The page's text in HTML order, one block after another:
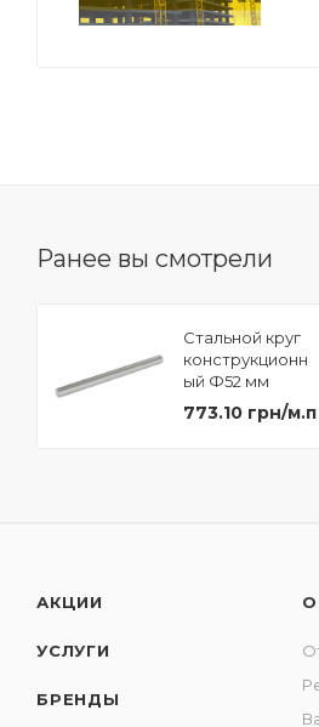
Ранее вы смотрели
Стальной круг
конструкционн
ый Ф52 мм
сталь 20
773.10 грн/м.п
АКЦИИ
УСЛУГИ
БРЕНДЫ